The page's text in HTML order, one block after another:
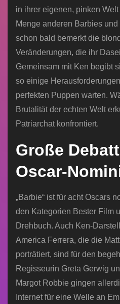
in ihrer eigenen, pinken
Menge anderen Barbies
schon bald bemerkt die
Veränderungen, die ihr
Gemeinsam mit Ken begibt
so einige
perfekten Puppen warten.
Brutalität der echten Welt
Patriarchat konfrontiert.
Große
Oscar-
„Barbie“ ist für acht Oscars
den Kategorien Bester Film
Drehbuch. Auch Ken-
America Ferrera, die die
porträtiert, sind für den
Regisseurin Greta Gerwig
Margot Robbie gingen
Internet für eine Welle an